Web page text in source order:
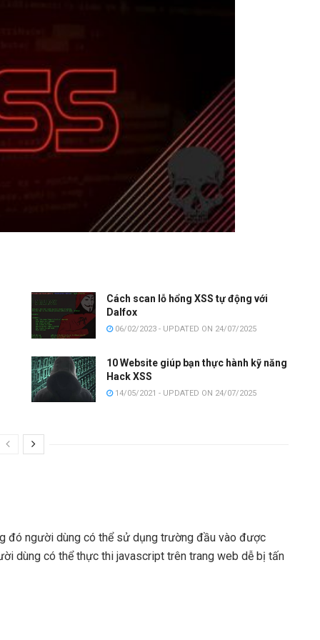
Cách scan lỗ hổng XSS tự động với
Dalfox
06/02/2023 - UPDATED ON 24/07/2025
10 Website giúp bạn thực hành kỹ năng
Hack XSS
14/05/2021 - UPDATED ON 24/07/2025
đó người dùng có thể sử dụng trường đầu vào được
dùng có thể thực thi javascript trên trang web dễ bị tấn